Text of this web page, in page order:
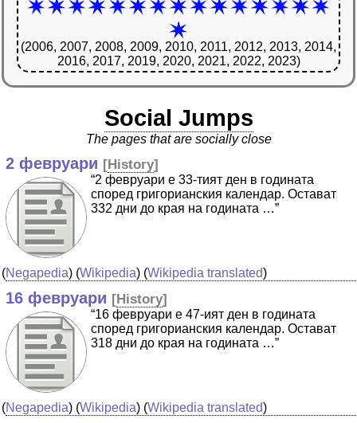
(2006, 2007, 2008, 2009, 2010, 2011, 2012, 2013, 2014,
2016, 2017, 2019, 2020, 2021, 2022, 2023)
Social Jumps
The pages that are socially close
2 февруари [History]
“2 февруари е 33-тият ден в годината
според григорианския календар. Остават
332 дни до края на годината …”
(Negapedia) (Wikipedia) (Wikipedia translated)
16 февруари [History]
“16 февруари е 47-ият ден в годината
според григорианския календар. Остават
318 дни до края на годината …”
(Negapedia) (Wikipedia) (Wikipedia translated)